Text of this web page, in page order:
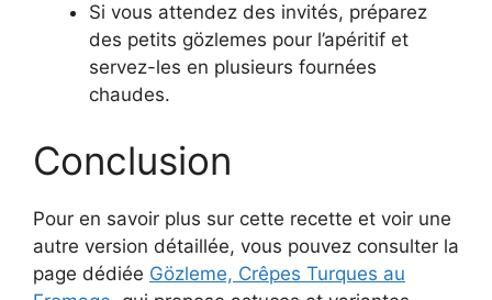
Si vous attendez des invités, préparez
des petits gözlemes pour l’apéritif et
servez-les en plusieurs fournées
chaudes.
Conclusion
Pour en savoir plus sur cette recette et voir une
autre version détaillée, vous pouvez consulter la
page dédiée Gözleme, Crêpes Turques au